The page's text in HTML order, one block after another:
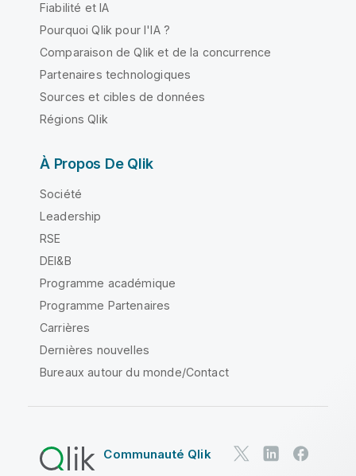
Fiabilité et IA
Pourquoi Qlik pour l'IA ?
Comparaison de Qlik et de la concurrence
Partenaires technologiques
Sources et cibles de données
Régions Qlik
À Propos De Qlik
Société
Leadership
RSE
DEI&B
Programme académique
Programme Partenaires
Carrières
Dernières nouvelles
Bureaux autour du monde/Contact
Communauté Qlik